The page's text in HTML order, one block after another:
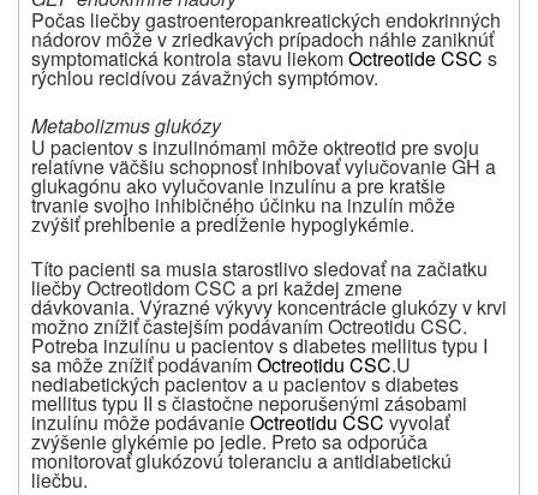
Počas liečby gastroenteropankreatických endokrinných
nádorov môže v zriedkavých prípadoch náhle zaniknúť
symptomatická kontrola stavu liekomOctreotide CSC s
rýchlou recidívou závažných symptómov.
Metabolizmus glukózy
U pacientov s inzulinómami môže oktreotid pre svoju
relatívne väčšiu schopnosť inhibovať vylučovanie GH a
glukagónu ako vylučovanie inzulínu a pre kratšie
trvanie svojho inhibičného účinku na inzulín môže
zvýšiť prehĺbenie a predĺženie hypoglykémie.
Títo pacienti sa musia starostlivo sledovať na začiatku
liečby Octreotidom CSC a pri každej zmene
dávkovania. Výrazné výkyvy koncentrácie glukózy v krvi
možno znížiť častejším podávaním Octreotidu CSC.
Potreba inzulínu u pacientov s diabetes mellitus typu I
sa môže znížiť podávanímOctreotidu CSC.U
nediabetických pacientov a u pacientov s diabetes
mellitus typu II s čiastočne neporušenými zásobami
inzulínu môže podávanieOctreotidu CSC vyvolať
zvýšenie glykémie po jedle. Preto sa odporúča
monitorovať glukózovú toleranciu a antidiabetickú
liečbu.